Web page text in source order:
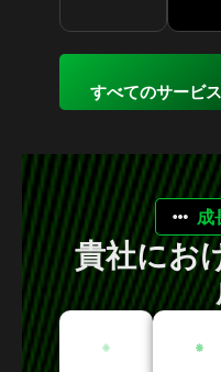
すべてのサービ
成
貴社にお